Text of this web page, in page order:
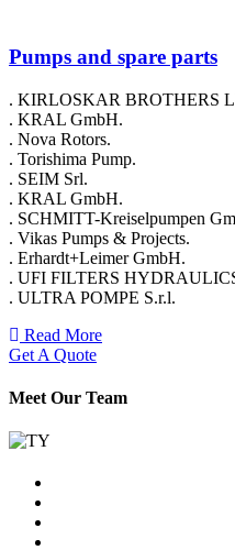
Pumps and spare parts
. KIRLOSKAR BROTHERS
. KRAL GmbH.
. Nova Rotors.
. Torishima Pump.
. SEIM Srl.
. KRAL GmbH.
. SCHMITT-Kreiselpumpen
. Vikas Pumps & Projects.
. Erhardt+Leimer GmbH.
. UFI FILTERS
. ULTRA POMPE S.r.l.
Read More
Get A Quote
Meet Our Team